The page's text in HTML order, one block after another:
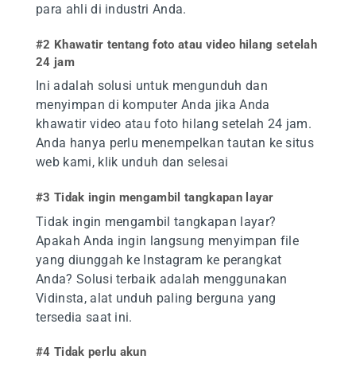
para ahli di industri Anda.
#2 Khawatir tentang foto atau video hilang setelah
24 jam
Ini adalah solusi untuk mengunduh dan
menyimpan di komputer Anda jika Anda
khawatir video atau foto hilang setelah 24 jam.
Anda hanya perlu menempelkan tautan ke situs
web kami, klik unduh dan selesai
#3 Tidak ingin mengambil tangkapan layar
Tidak ingin mengambil tangkapan layar?
Apakah Anda ingin langsung menyimpan file
yang diunggah ke Instagram ke perangkat
Anda? Solusi terbaik adalah menggunakan
Vidinsta, alat unduh paling berguna yang
tersedia saat ini.
#4 Tidak perlu akun